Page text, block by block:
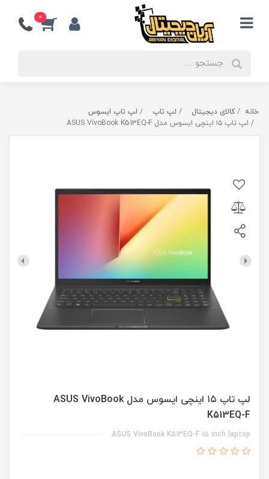
0
خانه کالای دیجیتال لپ تاپ
لپ تاپ ایسوس
لپ تاپ ۱۵ اینچی ایسوس مدل ASUS VivoBook K513EQ-F
لپ تاپ ۱۵ اینچی ایسوس مدل ASUS VivoBook
K513EQ-F
ASUS VivoBook K513EQ-F 15 inch laptop